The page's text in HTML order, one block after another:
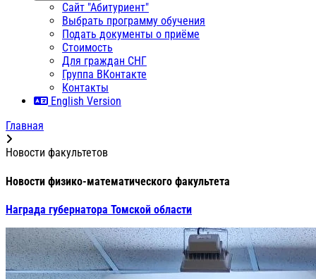
Сайт "Абитуриент"
Выбрать программу обучения
Подать документы о приёме
Стоимость
Для граждан СНГ
Группа ВКонтакте
Контакты
English Version
Главная
Новости факультетов
Новости физико-математического факультета
Награда губернатора Томской области